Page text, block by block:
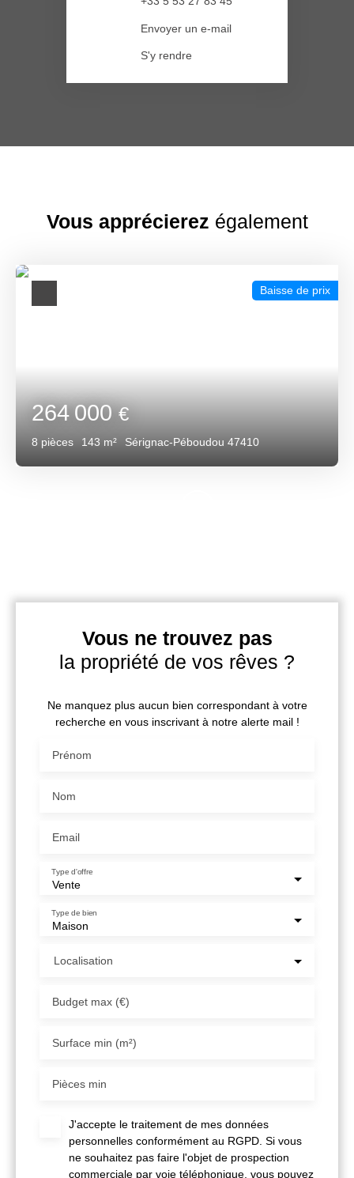
Envoyer un e-mail
S'y rendre
Vous apprécierez également
264 000€
8 pièces 143 m² Sérignac-Péboudou 47410
Baisse de prix
Vous ne trouvez pas
la propriété de vos rêves ?
Ne manquez plus aucun bien correspondant à votre
recherche en vous inscrivant à notre alerte mail !
Prénom
Nom
Email
Vente
Type d'offre
Maison
Type de bien
Localisation
Budget max (€)
Surface min (m²)
Pièces min
J'accepte le traitement de mes données
personnelles conformément au RGPD. Si vous
ne souhaitez pas faire l'objet de prospection
commerciale par voie téléphonique, vous pouvez